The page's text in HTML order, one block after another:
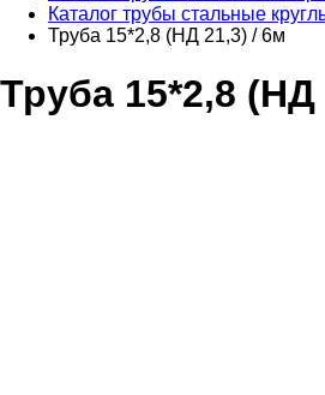
Каталог трубы стальные
Труба 15*2,8 (НД 21,3) / 6м
Труба 15*2,8 (НД